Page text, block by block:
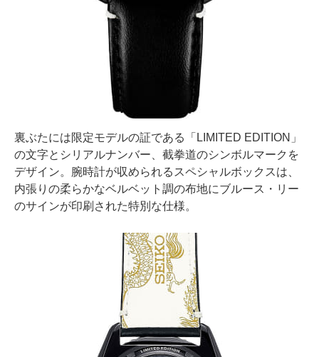
裏ぶたには限定モデルの証である「LIMITED EDITION」
の文字とシリアルナンバー、截拳道のシンボルマークを
デザイン。腕時計が収められるスペシャルボックスは、
内張りの柔らかなベルベット調の布地にブルース・リー
のサインが印刷された特別な仕様。